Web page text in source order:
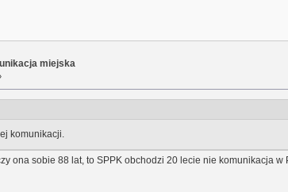
miejska
komunikacji.
ona sobie 88 lat, to SPPK obchodzi 20 lecie nie komunikacja w